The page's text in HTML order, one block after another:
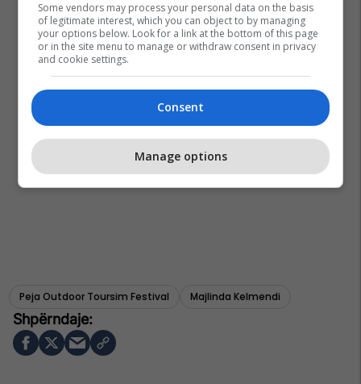
Peja Outdoor Toursim Festival Majlinda Kelmendi
Some vendors may process your personal data on the basis
of legitimate interest, which you can object to by managing
your options below. Look for a link at the bottom of this page
or in the site menu to manage or withdraw consent in privacy
and cookie settings.
Consent
Manage options